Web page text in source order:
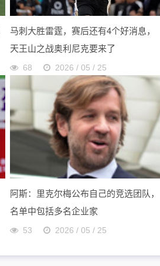
马刺大胜雷霆，赛后还有4个好消息，
天王山之战奥利尼克要来了
68 2026 / 05 / 25
阿斯：里克尔梅公布自己的竞选团队，
名单中包括多名企业家
53 2026 / 05 / 25